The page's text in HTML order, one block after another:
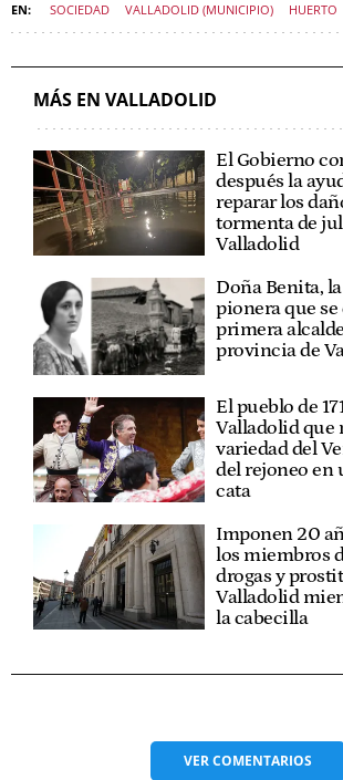
SOCIEDAD VALLADOLID (MUNICIPIO) HUERTO
MÁS EN VALLADOLID
El Gobierno
después la
reparar los
tormenta de
Valladolid
Doña Benita,
pionera que
primera
provincia de
El pueblo de
Valladolid que
variedad del
del rejoneo en
cata
Imponen 20
los miembros
drogas y
Valladolid
la cabecilla
VERCOMENTARIOS